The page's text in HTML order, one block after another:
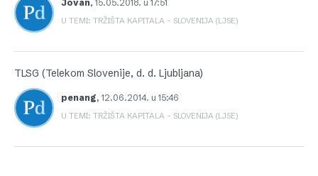
Jovan, 15.05.2018. u 17:51
U TEMI: TRŽIŠTA KAPITALA – SLOVENIJA (LJSE)
TLSG (Telekom Slovenije, d. d. Ljubljana)
penang, 12.06.2014. u 15:46
U TEMI: TRŽIŠTA KAPITALA – SLOVENIJA (LJSE)